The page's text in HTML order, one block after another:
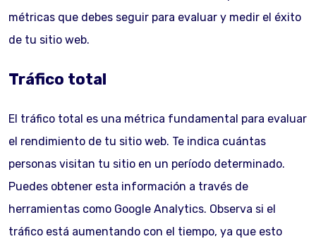
métricas que debes seguir para evaluar y medir el éxito
de tu sitio web.
Tráfico total
El tráfico total es una métrica fundamental para evaluar
el rendimiento de tu sitio web. Te indica cuántas
personas visitan tu sitio en un período determinado.
Puedes obtener esta información a través de
herramientas como Google Analytics. Observa si el
tráfico está aumentando con el tiempo, ya que esto